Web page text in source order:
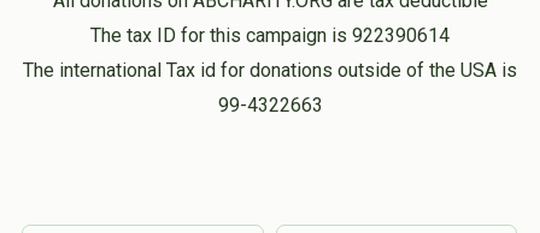
The tax ID for this campaign is 922390614
The international Tax id for donations outside of the USA is
99-4322663